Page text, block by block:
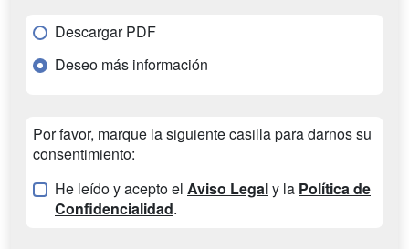
Descargar PDF
Deseo más información
Por favor, marque la siguiente casilla para darnos su
consentimiento:
He leído y acepto el Aviso Legaly la Política de
Confidencialidad.